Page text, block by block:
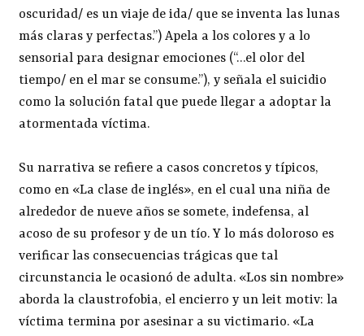
oscuridad/ es un viaje de ida/ que se inventa las lunas
más claras y perfectas.”) Apela a los colores y a lo
sensorial para designar emociones (“…el olor del
tiempo/ en el mar se consume.”), y señala el suicidio
como la solución fatal que puede llegar a adoptar la
atormentada víctima.
Su narrativa se refiere a casos concretos y típicos,
como en «La clase de inglés», en el cual una niña de
alrededor de nueve años se somete, indefensa, al
acoso de su profesor y de un tío. Y lo más doloroso es
verificar las consecuencias trágicas que tal
circunstancia le ocasionó de adulta. «Los sin nombre»
aborda la claustrofobia, el encierro y un leit motiv: la
víctima termina por asesinar a su victimario. «La